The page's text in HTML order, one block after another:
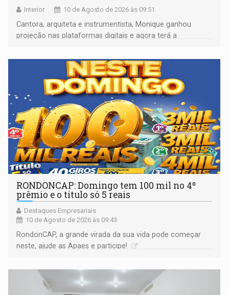
Interior 10 de Agosto de 2026 às 09:51
Cantora, arquiteta e instrumentista, Monique ganhou
projeção nas plataformas digitais e agora terá a
nacional
RONDONCAP: Domingo tem 100 mil no 4º
prêmio e o titulo só 5 reais
Destaques Empresariais
10 de Agosto de 2026 às 09:43
RondonCAP, a grande virada da sua vida pode começar
neste, ajude as Apaes e participe!